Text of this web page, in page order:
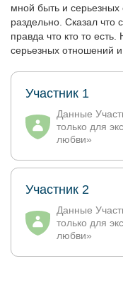
мной быть и
раздельно. Сказал что
правда что кто то
серьезных отношений
Участник 1
Данные
только для
любви»
Участник 2
Данные
только для
любви»